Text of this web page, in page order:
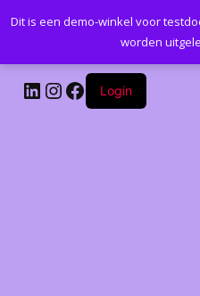
LinkedIn
Instagram
Facebook
Login
Dit is een demo-winkel voor
worden